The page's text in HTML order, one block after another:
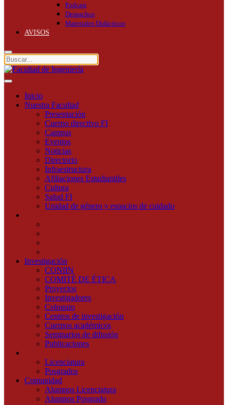
Podcast
Despachos
Materiales Didácticos
AVISOS
Inicio
Nuestra Facultad
Presentación
Cuerpo directivo FI
Campus
Eventos
Noticias
Directorio
Infraestructura
Afiliaciones Estudiantiles
Cultura
Salud FI
Unidad de género y espacios de cuidado
Investigación
CONIIN
COMITÉ DE ÉTICA
Proyectos
Investigadores
Coloquio
Centros de investigación
Cuerpos académicos
Seminarios de difusión
Publicaciones
Licenciatura
Posgrados
Comunidad
Alumnos Licenciatura
Alumnos Posgrado